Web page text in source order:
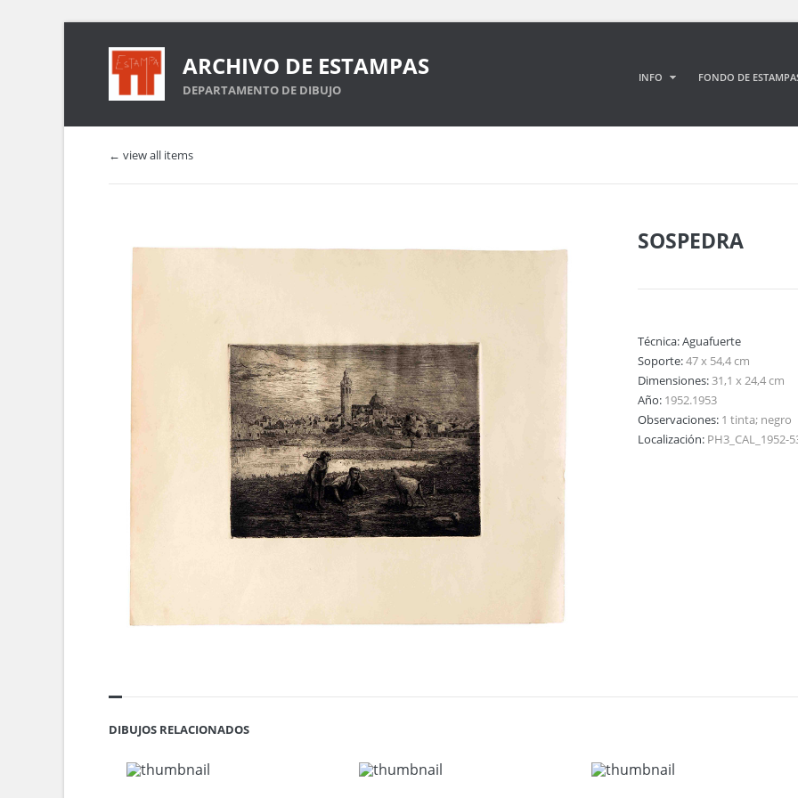
ARCHIVO DE ESTAMPAS
DEPARTAMENTO DE DIBUJO
INFO FONDO DE
← view all items
SOSPEDRA
Técnica:Aguafuerte
Soporte:47 x 54,4 cm
Dimensiones:31,1 x 24,4 cm
Año: 1952.1953
Observaciones: 1 tinta; negro
Localización: PH3_CAL_1952-
DIBUJOS RELACIONADOS